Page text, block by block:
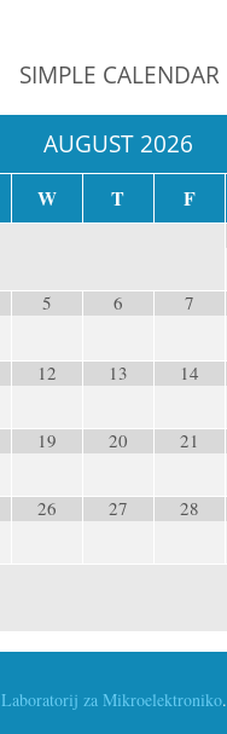
SIMPLE CALENDAR
AUGUST 2026
W T F
5 6 7
12 13 14
19 20 21
26 27 28
Laboratorij za Mikroelektroniko.